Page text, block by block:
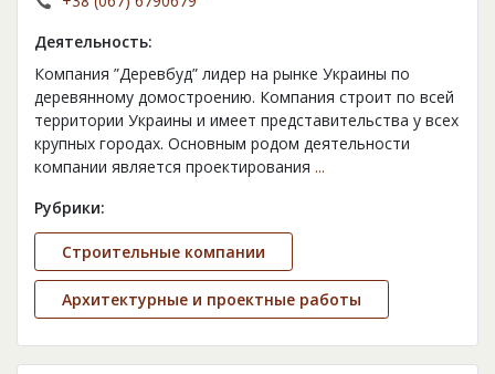
Деятельность:
Компания ”Деревбуд” лидер на рынке Украины по
деревянному домостроению. Компания строит по всей
территории Украины и имеет представительства у всех
крупных городах. Основным родом деятельности
компании является проектирования ...
Рубрики:
Строительные компании
Архитектурные и проектные работы